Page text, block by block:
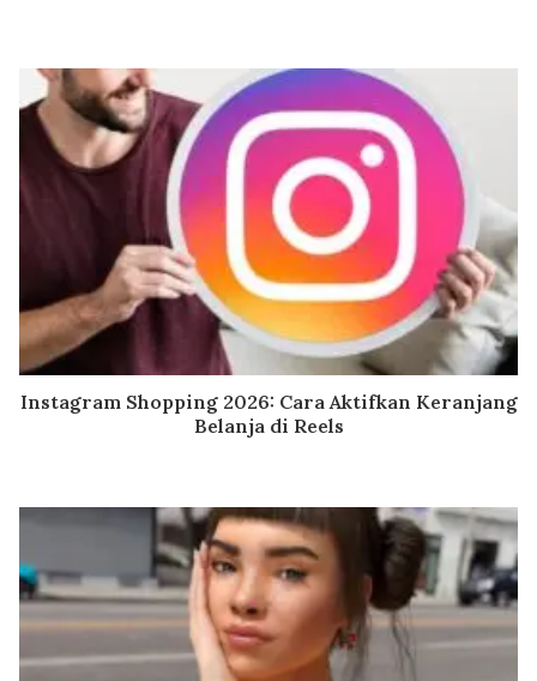
Instagram Shopping 2026: Cara Aktifkan Keranjang
Belanja di Reels